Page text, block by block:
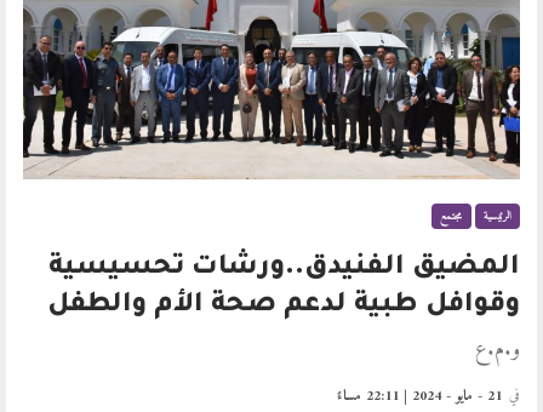
الرئيسية مجتمع
المضيق الفنيدق..ورشات تحسيسية
وقوافل طبية لدعم صحة الأم والطفل
و.م.ع
في 21 - مايو - 2024 | 22:11 مساءً